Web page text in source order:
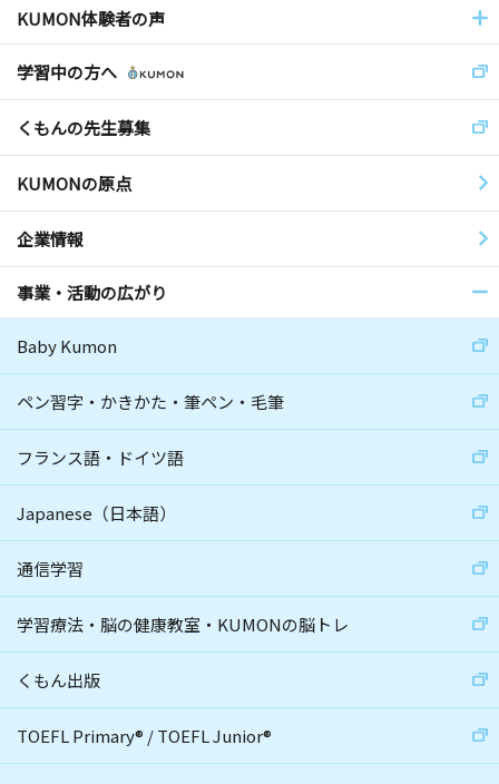
KUMON体験者の声
学習中の方へ
くもんの先生募集
KUMONの原点
企業情報
事業・活動の広がり
Baby Kumon
ペン習字・かきかた・筆ペン・毛筆
フランス語・ドイツ語
Japanese（日本語）
通信学習
学習療法・脳の健康教室・KUMONの脳トレ
くもん出版
TOEFL Primary® /TOEFL Junior®